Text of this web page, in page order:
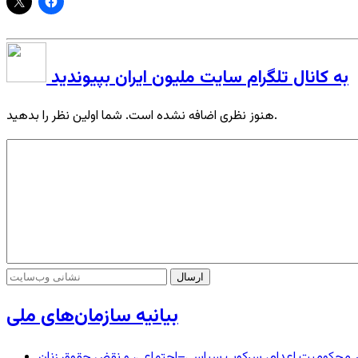
به کانال تلگرام سایت ملیون ایران بپیوندید
هنوز نظری اضافه نشده است. شما اولین نظر را بدهید.
بیانیه سازمان‌های ملی